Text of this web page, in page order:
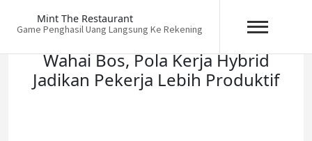
Mint The Restaurant
Game Penghasil Uang Langsung Ke Rekening
Wahai Bos, Pola Kerja Hybrid
Jadikan Pekerja Lebih Produktif